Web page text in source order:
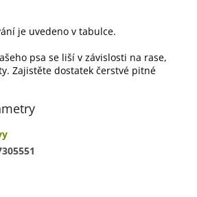
je uvedeno v tabulce.
psa se liší v závislosti na rase,
Zajistěte dostatek čerstvé pitné